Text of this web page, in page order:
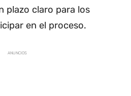
plazo claro para los
en el proceso.
ANUNCIOS